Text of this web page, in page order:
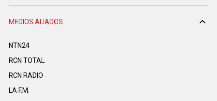
MEDIOS ALIADOS
NTN24
RCN TOTAL
RCN RADIO
LA F.M.